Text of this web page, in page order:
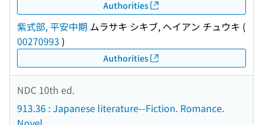
Authorities
紫式部, 平安中期 ムラサキ シキブ, ヘイアン チュウキ (
00270993 )
Authorities
NDC 10th ed.
913.36 : Japanese literature--Fiction. Romance.